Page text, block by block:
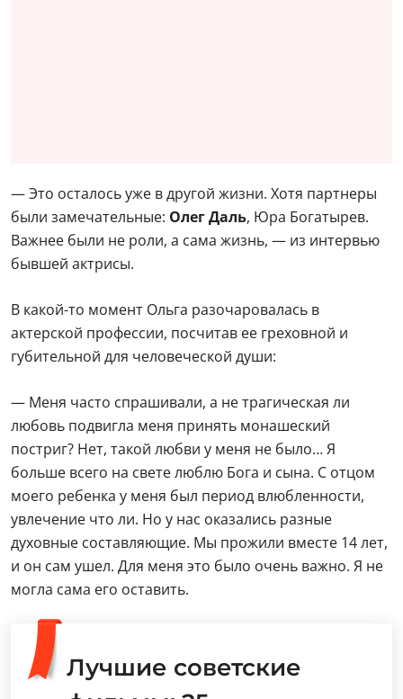
— Это осталось уже в другой жизни. Хотя партнеры
были замечательные: Олег Даль, Юра Богатырев.
Важнее были не роли, а сама жизнь, — из интервью
бывшей актрисы.
В какой-то момент Ольга разочаровалась в
актерской профессии, посчитав ее греховной и
губительной для человеческой души:
— Меня часто спрашивали, а не трагическая ли
любовь подвигла меня принять монашеский
постриг? Нет, такой любви у меня не было… Я
больше всего на свете люблю Бога и сына. С отцом
моего ребенка у меня был период влюбленности,
увлечение что ли. Но у нас оказались разные
духовные составляющие. Мы прожили вместе 14 лет,
и он сам ушел. Для меня это было очень важно. Я не
могла сама его оставить.
Лучшие советские